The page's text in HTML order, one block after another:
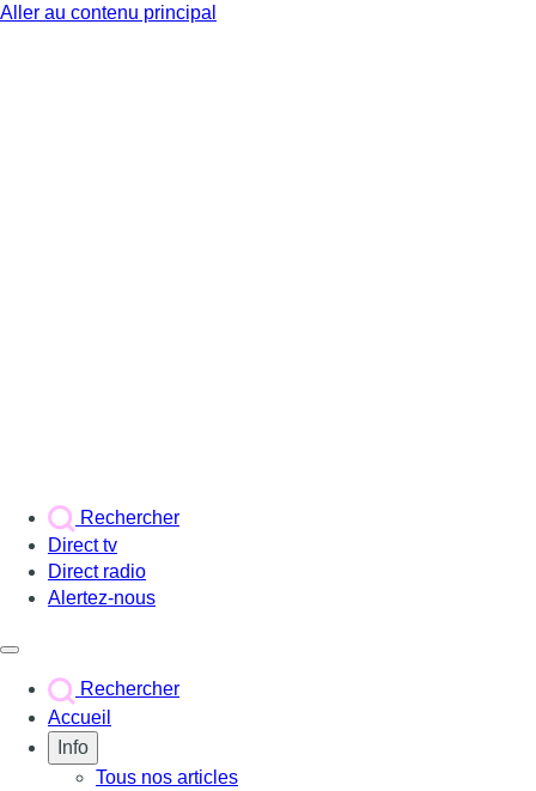
Aller au contenu principal
Rechercher
Direct tv
Direct radio
Alertez-nous
Rechercher
Accueil
Info
Tous nos articles